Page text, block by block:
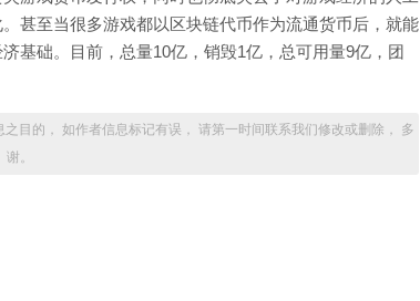
甚至当很多游戏都以区块链代币作为流通货币后，就能
基础。目前，总量10亿，销毁1亿，总可用量9亿，团
目的， 如作者信息标记有误， 请第一时间联系我们修改或删除， 多
谢。